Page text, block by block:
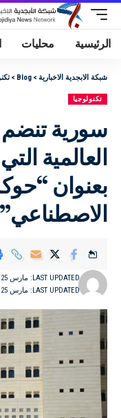
الرئيسية محليات
شبكة الابجدية الاخبارية >
Blog
>
تكنولوجيا
سورية تنضم
العالمية
بعنوان
الاصطناعي”
LAST UPDATED: مارس 25, 2024 3:37 م
LAST UPDATED: مارس 25, 2024